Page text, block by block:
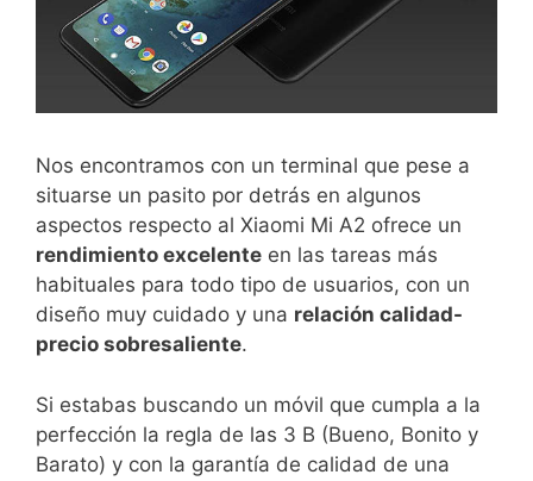
Nos encontramos con un terminal que pese a
situarse un pasito por detrás en algunos
aspectos respecto al Xiaomi Mi A2 ofrece un
rendimiento excelente en las tareas más
habituales para todo tipo de usuarios, con un
diseño muy cuidado y una relación calidad-
precio sobresaliente.
Si estabas buscando un móvil que cumpla a la
perfección la regla de las 3 B (Bueno, Bonito y
Barato) y con la garantía de calidad de una